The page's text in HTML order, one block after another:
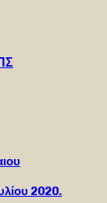
2020.